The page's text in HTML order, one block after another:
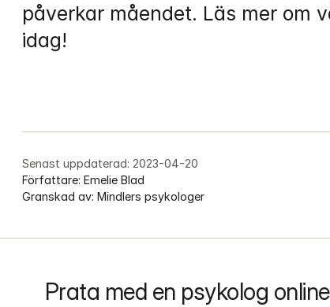
påverkar måendet. Läs mer om
idag!
Senast uppdaterad: 2023-04-20
Författare: Emelie Blad
Granskad av: Mindlers psykologer
Prata med en psykolog